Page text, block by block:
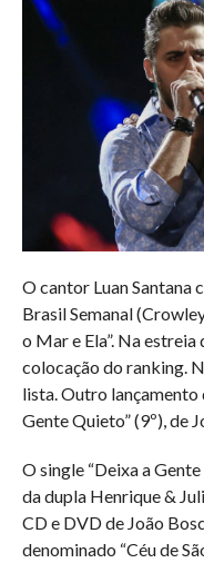
O cantor Luan Santana
Brasil Semanal
o Mar e Ela”. Na
colocação do ranking.
lista. Outro lançamento
Gente Quieto” (9º), de
O single “Deixa a
da dupla Henrique &
CD e DVD de João
denominado “Céu de